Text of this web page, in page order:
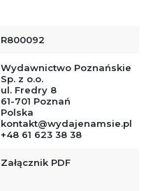
R800092
Wydawnictwo Poznańskie
Sp. z o.o.
ul. Fredry 8
61-701 Poznań
Polska
kontakt@wydajenamsie.pl
+48 61 623 38 38
Załącznik PDF